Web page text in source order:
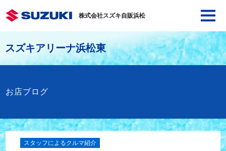
株式会社スズキ自販浜松
スズキアリーナ浜松東
お店ブログ
スタッフによるクルマ紹介